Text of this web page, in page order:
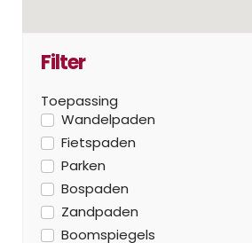
Filter
Toepassing
Wandelpaden
Fietspaden
Parken
Bospaden
Zandpaden
Boomspiegels